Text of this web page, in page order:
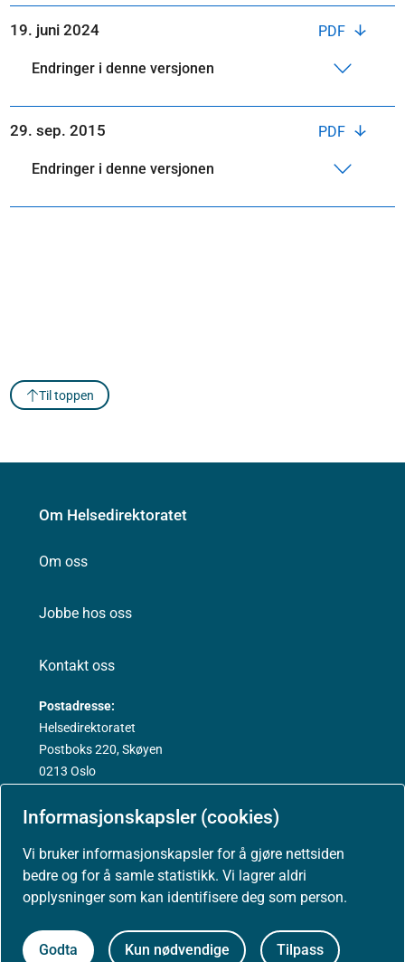
Informasjonskapsler (cookies)
Vi bruker informasjonskapsler for å gjøre nettsiden
bedre og for å samle statistikk. Vi lagrer aldri
opplysninger som kan identifisere deg som person.
Godta Kun nødvendige Tilpass
PDF
19. juni 2024
Endringer i denne versjonen
PDF
29. sep. 2015
Endringer i denne versjonen
Til toppen
Om Helsedirektoratet
Om oss
Jobbe hos oss
Kontakt oss
Postadresse:
Helsedirektoratet
Postboks 220, Skøyen
0213 Oslo
Aktuelt